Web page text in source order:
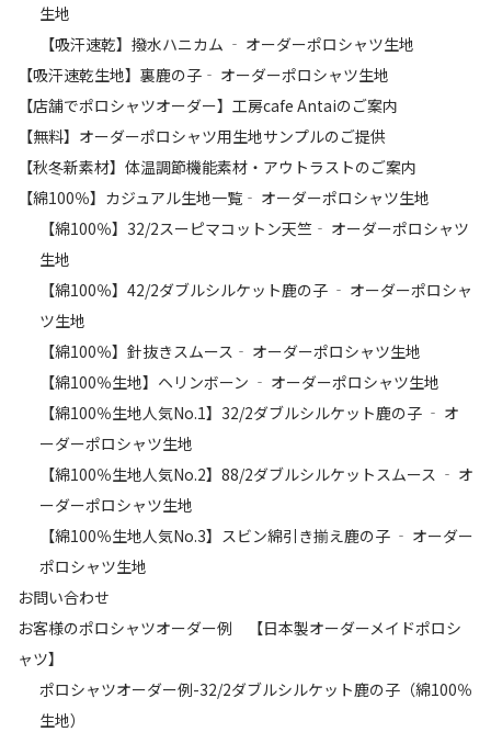
生地
【吸汗速乾】撥水ハニカム ‐ オーダーポロシャツ生地
【吸汗速乾生地】裏鹿の子‐ オーダーポロシャツ生地
【店舗でポロシャツオーダー】工房cafe Antaiのご案内
【無料】オーダーポロシャツ用生地サンプルのご提供
【秋冬新素材】体温調節機能素材・アウトラストのご案内
【綿100％】カジュアル生地一覧‐ オーダーポロシャツ生地
【綿100％】32/2スーピマコットン天竺‐ オーダーポロシャツ
生地
【綿100％】42/2ダブルシルケット鹿の子 ‐ オーダーポロシャ
ツ生地
【綿100％】針抜きスムース‐ オーダーポロシャツ生地
【綿100％生地】ヘリンボーン ‐ オーダーポロシャツ生地
【綿100％生地人気No.1】32/2ダブルシルケット鹿の子 ‐ オ
ーダーポロシャツ生地
【綿100％生地人気No.2】88/2ダブルシルケットスムース ‐ オ
ーダーポロシャツ生地
【綿100％生地人気No.3】スビン綿引き揃え鹿の子 ‐ オーダー
ポロシャツ生地
お問い合わせ
お客様のポロシャツオーダー例 【日本製オーダーメイドポロシ
ャツ】
ポロシャツオーダー例-32/2ダブルシルケット鹿の子（綿100％
生地）